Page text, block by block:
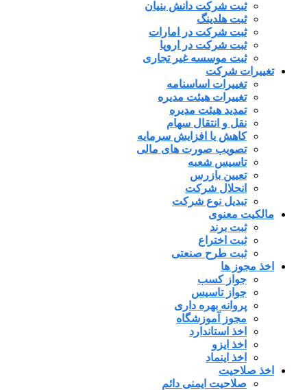
ثبت شرکت دانش بنیان
ثبت هلدینگ
ثبت شرکت در امارات
ثبت شرکت در اروپا
ثبت موسسه غیر تجاری
تغییرات شرکت
تغییرات اساسنامه
تغییرات هیئت مدیره
تمدید هیئت مدیره
نقل و انتقال سهام
کاهش یا افزایش سرمایه
تصویب صورت های مالی
تاسیس شعبه
تعیین بازرس
انحلال شرکت
تبدیل نوع شرکت
مالکیت معنوی
ثبت برند
ثبت اختراع
ثبت طرح صنعتی
اخذ مجوز ها
جواز کسب
جواز تاسیس
پروانه بهره داری
مجوز آموزشگاه
اخذ استاندارد
اخذ ایزو
اخذ اینماد
اخذ صلاحیت
صلاحیت ایمنی دائم